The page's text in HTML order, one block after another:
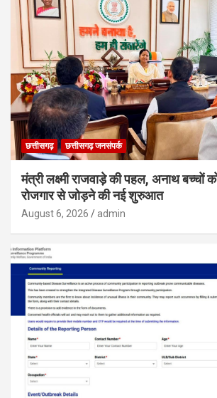
छत्तीसगढ़ छत्तीसगढ़ जनसंपर्क
मंत्री लक्ष्मी राजवाड़े की पहल, अनाथ बच्चों
रोजगार से जोड़ने की नई शुरुआत
August 6, 2026 admin